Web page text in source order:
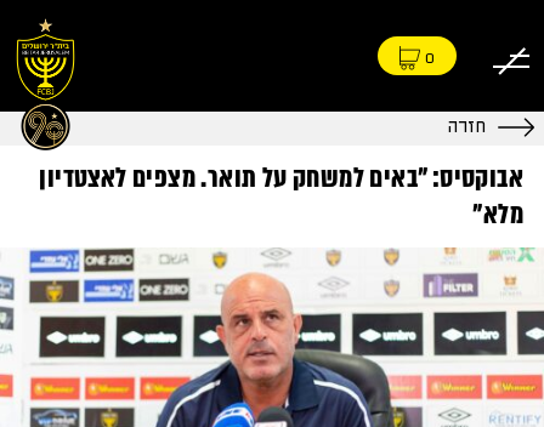
0
חזרה
אבוקסיס: "באים למשחק על תואר. מצפים לאצטדיון
מלא"